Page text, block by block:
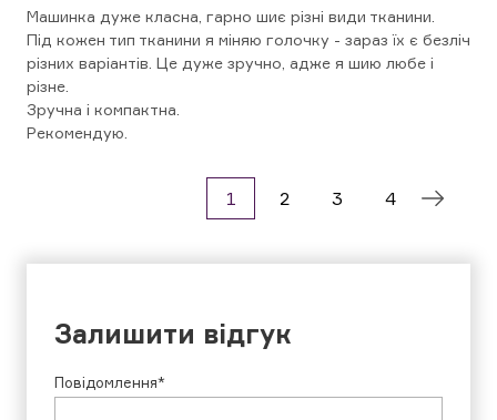
Машинка дуже класна, гарно шиє різні види тканини.
Під кожен тип тканини я міняю голочку - зараз їх є безліч
різних варіантів. Це дуже зручно, адже я шию любе і
різне.
Зручна і компактна.
Рекомендую.
1 2 3 4
Залишити відгук
Повідомлення*